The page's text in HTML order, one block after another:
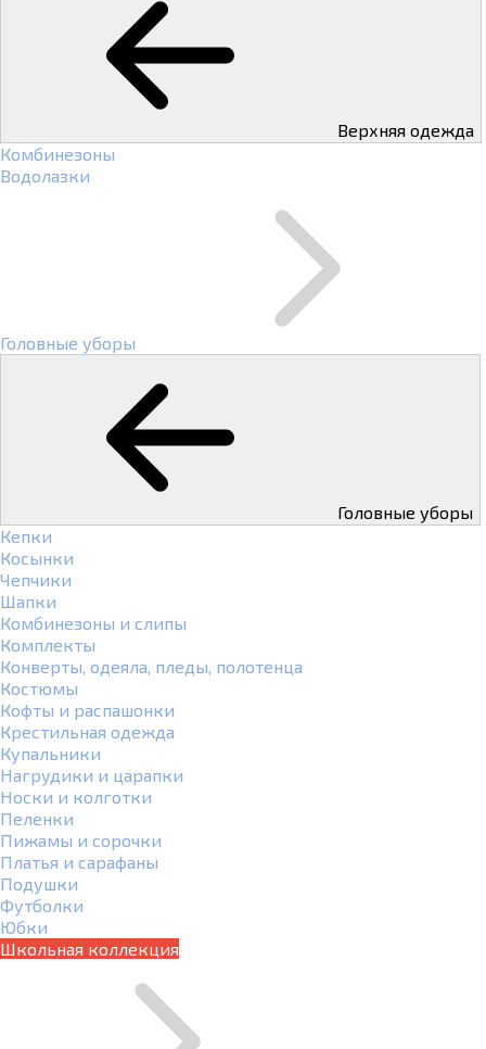
Верхняя одежда
Комбинезоны
Водолазки
Головные уборы
Головные уборы
Кепки
Косынки
Чепчики
Шапки
Комбинезоны и слипы
Комплекты
Конверты, одеяла, пледы, полотенца
Костюмы
Кофты и распашонки
Крестильная одежда
Купальники
Нагрудики и царапки
Носки и колготки
Пеленки
Пижамы и сорочки
Платья и сарафаны
Подушки
Футболки
Юбки
Школьная коллекция